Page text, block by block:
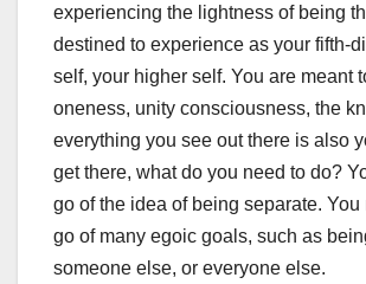
experiencing the lightness of being
destined to experience as your fifth-
self, your higher self. You are meant
oneness, unity consciousness, the
everything you see out there is also
get there, what do you need to do?
go of the idea of being separate. You
go of many egoic goals, such as
someone else, or everyone else.